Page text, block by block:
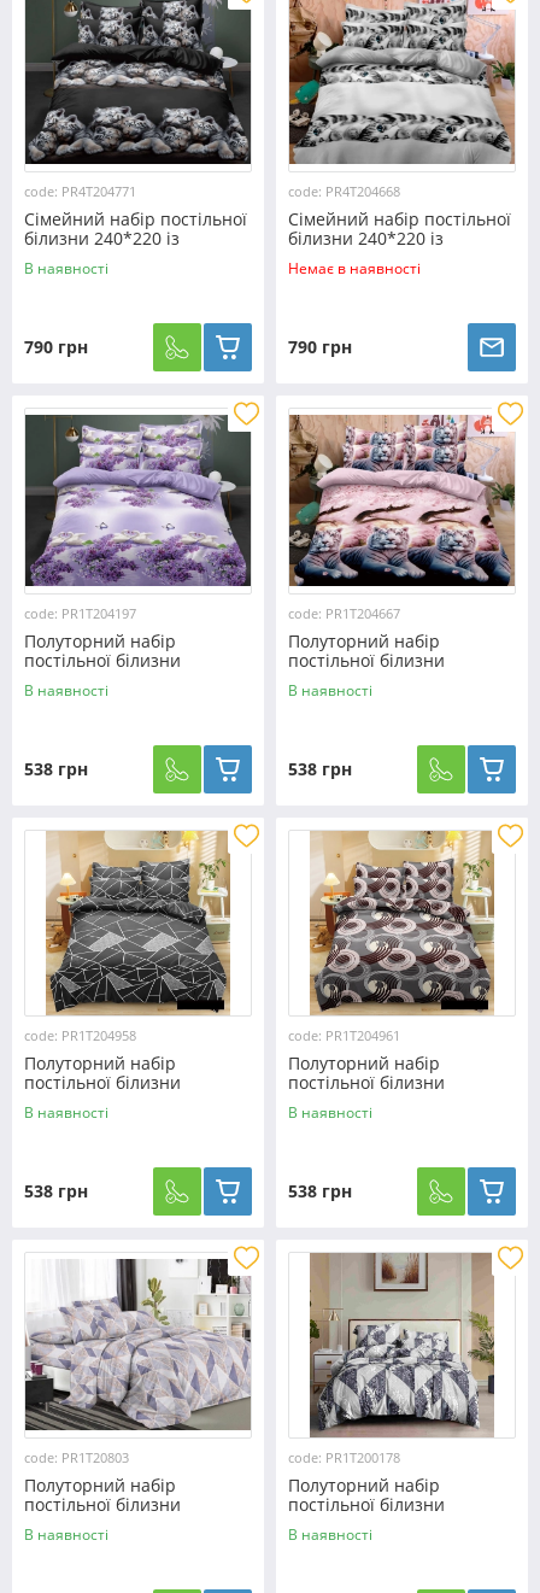
code: PR4T204771
Сімейний набір постільної
білизни 240*220 із
полікотону №204771
Черешенька™
В наявності
790 грн
code: PR4T204668
Сімейний набір постільної
білизни 240*220 із
полікотону №204668
Черешенька™
Немає в наявності
790 грн
code: PR1T204197
Полуторний набір
постільної білизни
150*220 із полікотону
№204197 Черешенька™
В наявності
538 грн
code: PR1T204667
Полуторний набір
постільної білизни
150*220 із полікотону
№204667 Черешенька™
В наявності
538 грн
code: PR1T204958
Полуторний набір
постільної білизни
150*220 із полікотону
№204958 Черешенька™
В наявності
538 грн
code: PR1T204961
Полуторний набір
постільної білизни
150*220 із полікотону
№204961 Черешенька™
В наявності
538 грн
code: PR1T20803
Полуторний набір
постільної білизни
150*220 із полікотону
№20803 Черешенька™
В наявності
code: PR1T200178
Полуторний набір
постільної білизни
150*220 із полікотону
№200178 Черешенька™
В наявності